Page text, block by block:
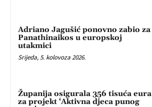
Adriano Jagušić ponovno zabio za
Panathinaikos u europskoj
utakmici
Srijeda, 5. kolovoza 2026.
Županija osigurala 356 tisuća eura
za projekt ‘Aktivna djeca punog